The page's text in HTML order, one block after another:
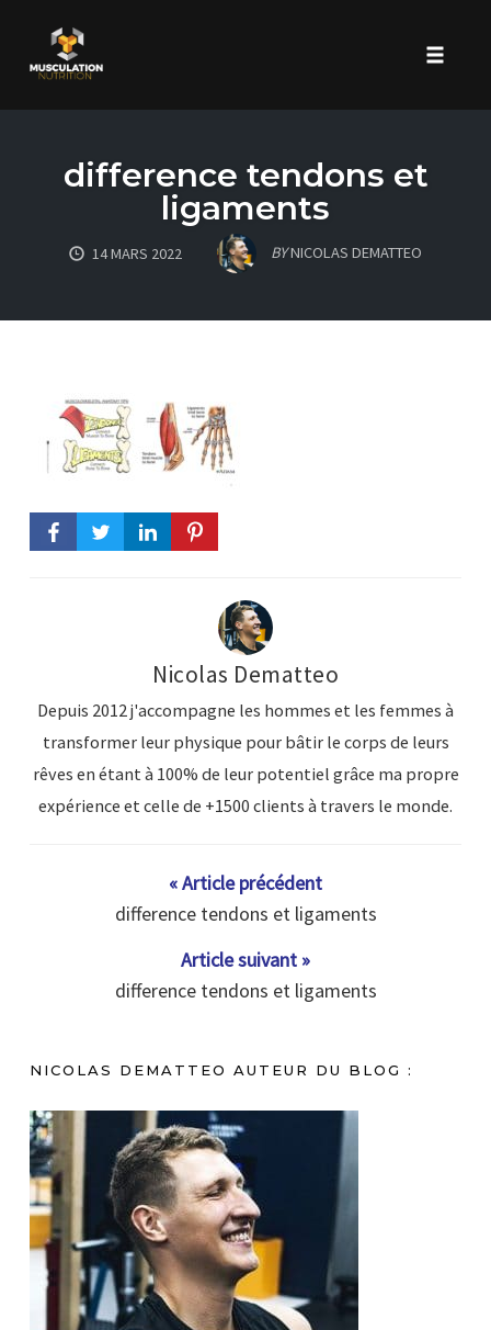
difference tendons et
ligaments
14 MARS 2022 BYNICOLAS DEMATTEO
Nicolas Dematteo
Depuis 2012 j'accompagne les hommes et les femmes à
transformer leur physique pour bâtir le corps de leurs
rêves en étant à 100% de leur potentiel grâce ma propre
expérience et celle de +1500 clients à travers le monde.
« Article précédent
difference tendons et ligaments
Article suivant »
difference tendons et ligaments
NICOLAS DEMATTEO AUTEUR DU BLOG :